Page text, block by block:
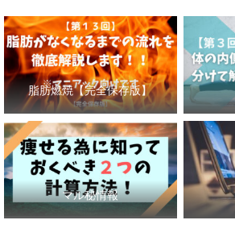
脂肪燃焼【完全保存版】
マル秘情報